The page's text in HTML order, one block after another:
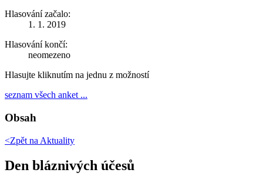
Hlasování začalo:
1. 1. 2019
Hlasování končí:
neomezeno
Hlasujte kliknutím na jednu z možností
seznam všech anket ...
Obsah
<Zpět na Aktuality
Den bláznivých účesů